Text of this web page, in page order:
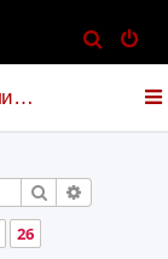
e
Тюнинг калибровки от Калугина
Search
26